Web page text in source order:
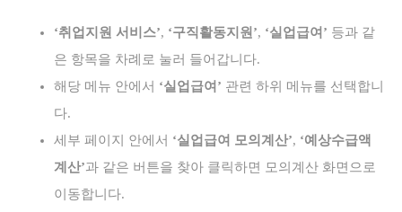
‘취업지원 서비스’, ‘구직활동지원’, ‘실업급여’ 등과 같
은 항목을 차례로 눌러 들어갑니다.
해당 메뉴 안에서 ‘실업급여’ 관련 하위 메뉴를 선택합니
다.
세부 페이지 안에서 ‘실업급여 모의계산’, ‘예상수급액
계산’과 같은 버튼을 찾아 클릭하면 모의계산 화면으로
이동합니다.